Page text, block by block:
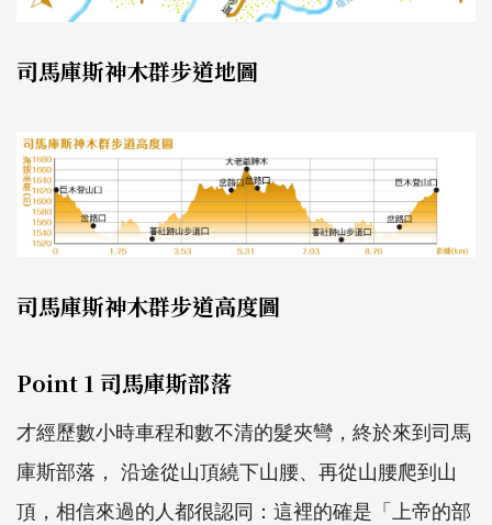
司馬庫斯神木群步道地圖
司馬庫斯神木群步道高度圖
Point 1 司馬庫斯部落
才經歷數小時車程和數不清的髮夾彎，終於來到司馬
庫斯部落， 沿途從山頂繞下山腰、再從山腰爬到山
頂，相信來過的人都很認同：這裡的確是「上帝的部